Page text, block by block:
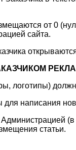
от 0 (нуля) до
сайта.
открываются
логотипы)
написания
статьи.